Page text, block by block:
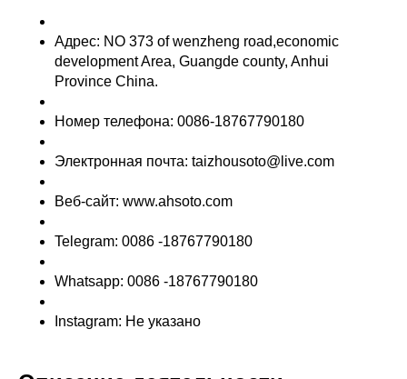
Адрес: NO 373 of wenzheng road,economic
development Area, Guangde county, Anhui
Province China.
Номер телефона: 0086-18767790180
Электронная почта: taizhousoto@live.com
Веб-сайт: www.ahsoto.com
Telegram: 0086 -18767790180
Whatsapp: 0086 -18767790180
Instagram: Не указано